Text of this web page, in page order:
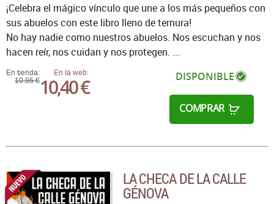
En tienda:
10,95 €
En la web:
10,40 € DISPONIBLE
COMPRAR
¡Celebra el mágico vínculo que une a los más pequeños con
sus abuelos con este libro lleno de ternura!
No hay nadie como nuestros abuelos. Nos escuchan y nos
hacen reír, nos cuidan y nos protegen. ...
LA CHECA DE LA CALLE
GÉNOVA